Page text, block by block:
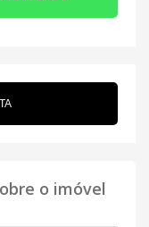
o imóvel